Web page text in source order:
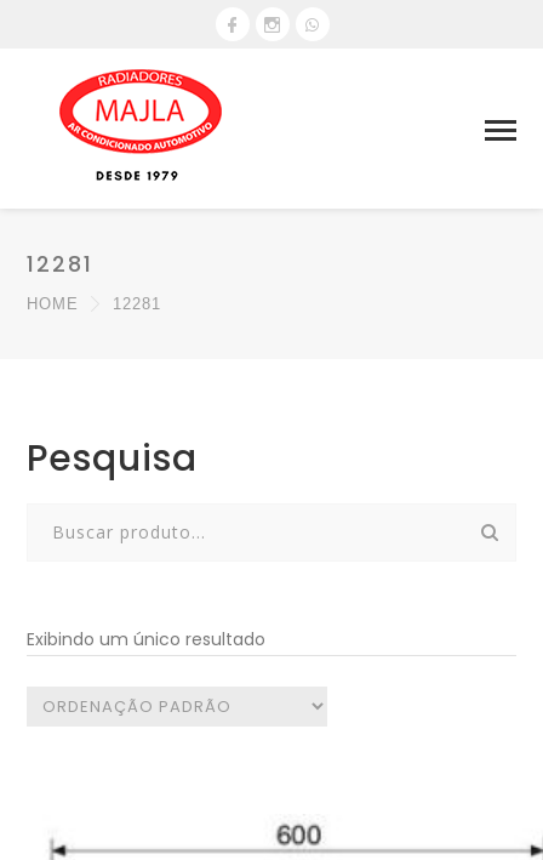
12281
HOME 12281
Pesquisa
Exibindo um único resultado